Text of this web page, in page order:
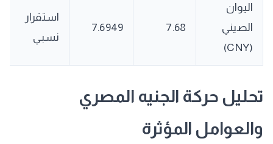
اليوان
الصيني
(CNY)
7.68
7.6949
استقرار
نسبي
تحليل حركة الجنيه المصري
والعوامل المؤثرة